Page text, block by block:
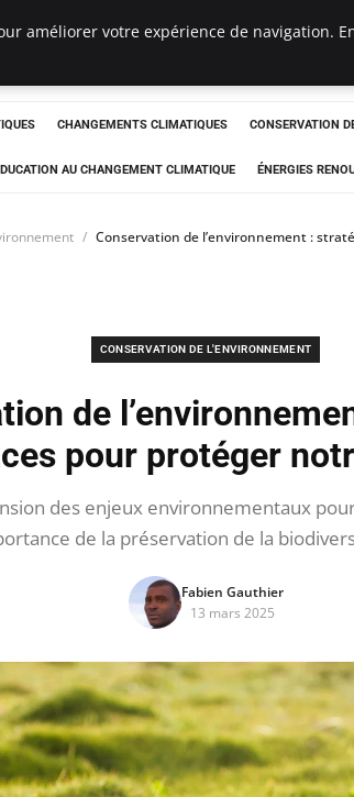
CHANGEMENTS CLIMATIQUES CONSERVATION
AU CHANGEMENT CLIMATIQUE ÉNERGIES
Conservation de l’environnement :
CONSERVATION DE L'ENVIRONNEMENT
de
pour protéger
des enjeux environnementaux
de la préservation de la
Fabien Gauthier
13 mars 2025
améliorer votre expérience de navigation.